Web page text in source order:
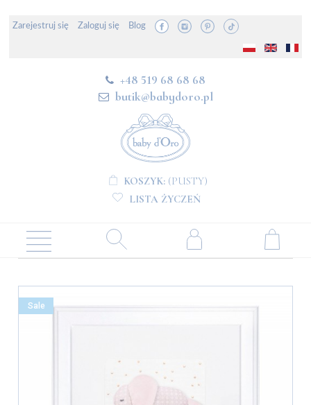
Zarejestruj się Zaloguj się Blog
+48 519 68 68 68
butik@babydoro.pl
KOSZYK: (PUSTY)
LISTA ŻYCZEŃ
Sale